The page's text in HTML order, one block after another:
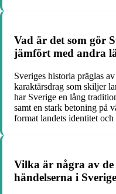
Vad är det som gör
jämfört med andra
Sveriges historia präglas
karaktärsdrag som skiljer
har Sverige en lång
samt en stark betoning på
format landets identitet och
Vilka är några av de
händelserna i